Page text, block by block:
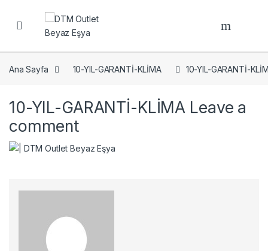
Open
Ana Sayfa 10-YIL-GARANTİ-KLİMA 10-YIL-GARANTİ-
10-YIL-GARANTİ-KLİMA Leave a
comment